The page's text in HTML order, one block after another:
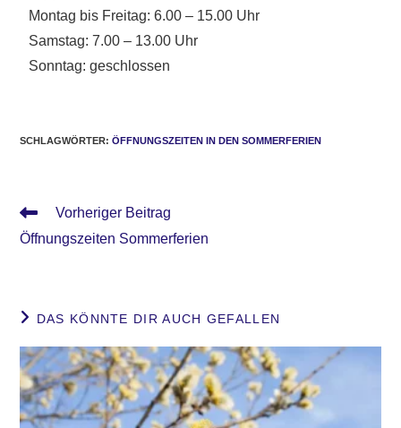
Montag bis Freitag: 6.00 – 15.00 Uhr
Samstag: 7.00 – 13.00 Uhr
Sonntag: geschlossen
SCHLAGWÖRTER:ÖFFNUNGSZEITEN IN DEN SOMMERFERIEN
Vorheriger Beitrag
Öffnungszeiten Sommerferien
DAS KÖNNTE DIR AUCH GEFALLEN